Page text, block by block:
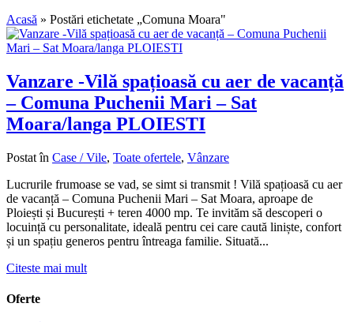
Acasă » Postări etichetate „Comuna Moara"
Vanzare -Vilă spațioasă cu aer de vacanță
– Comuna Puchenii Mari – Sat
Moara/langa PLOIESTI
Postat în Case / Vile, Toate ofertele, Vânzare
Lucrurile frumoase se vad, se simt si transmit ! Vilă spațioasă cu aer
de vacanță – Comuna Puchenii Mari – Sat Moara, aproape de
Ploiești și București + teren 4000 mp. Te invităm să descoperi o
locuință cu personalitate, ideală pentru cei care caută liniște, confort
și un spațiu generos pentru întreaga familie. Situată...
Citeste mai mult
Oferte